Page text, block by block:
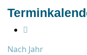
Nach Jahr